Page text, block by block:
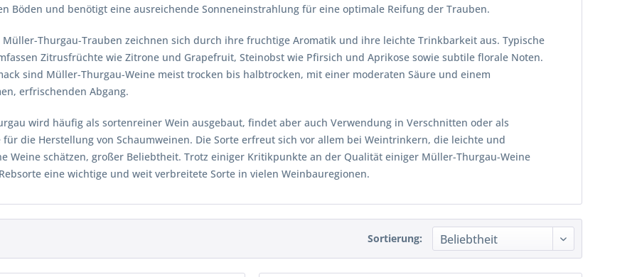
Böden und benötigt eine ausreichende Sonneneinstrahlung für eine optimale Reifung der Trauben.
Müller-Thurgau-Trauben zeichnen sich durch ihre fruchtige Aromatik und ihre leichte Trinkbarkeit aus. Typische
Zitrusfrüchte wie Zitrone und Grapefruit, Steinobst wie Pfirsich und Aprikose sowie subtile florale Noten.
sind Müller-Thurgau-Weine meist trocken bis halbtrocken, mit einer moderaten Säure und einem
erfrischenden Abgang.
wird häufig als sortenreiner Wein ausgebaut, findet aber auch Verwendung in Verschnitten oder als
für die Herstellung von Schaumweinen. Die Sorte erfreut sich vor allem bei Weintrinkern, die leichte und
Weine schätzen, großer Beliebtheit. Trotz einiger Kritikpunkte an der Qualität einiger Müller-Thurgau-Weine
eine wichtige und weit verbreitete Sorte in vielen Weinbauregionen.
Sortierung: